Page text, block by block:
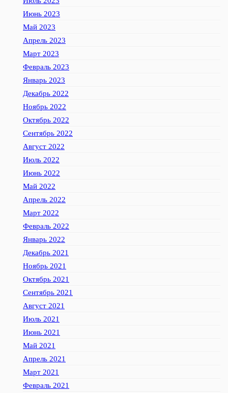
Июнь 2023
Май 2023
Апрель 2023
Март 2023
Февраль 2023
Январь 2023
Декабрь 2022
Ноябрь 2022
Октябрь 2022
Сентябрь 2022
Август 2022
Июль 2022
Июнь 2022
Май 2022
Апрель 2022
Март 2022
Февраль 2022
Январь 2022
Декабрь 2021
Ноябрь 2021
Октябрь 2021
Сентябрь 2021
Август 2021
Июль 2021
Июнь 2021
Май 2021
Апрель 2021
Март 2021
Февраль 2021